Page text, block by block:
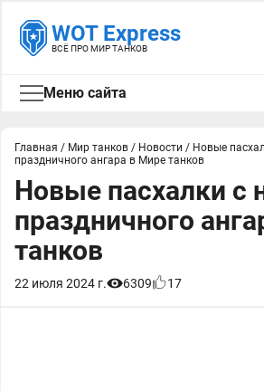
WOT Express
ВСЁ ПРО МИР ТАНКОВ
Меню сайта
Главная / Мир танков / Новости / Новые
праздничного ангара в Мире танков
Новые пасхалки с
праздничного
танков
22 июля 2024 г. 6309 17